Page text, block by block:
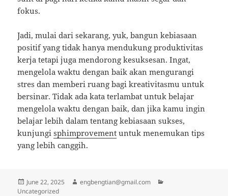
fokus.
Jadi, mulai dari sekarang, yuk, bangun kebiasaan
positif yang tidak hanya mendukung produktivitas
kerja tetapi juga mendorong kesuksesan. Ingat,
mengelola waktu dengan baik akan mengurangi
stres dan memberi ruang bagi kreativitasmu untuk
bersinar. Tidak ada kata terlambat untuk belajar
mengelola waktu dengan baik, dan jika kamu ingin
belajar lebih dalam tentang kebiasaan sukses,
kunjungisphimprovement untuk menemukan tips
yang lebih canggih.
Posted
on
June 22, 2025 Author
engbengtian@gmail.com
Uncategorized